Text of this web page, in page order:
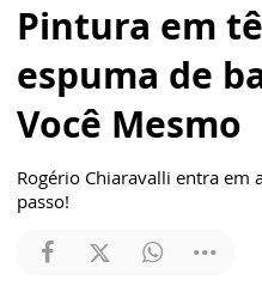
Pintura em
espuma de
Você Mesmo
Rogério Chiaravalli entra em
passo!